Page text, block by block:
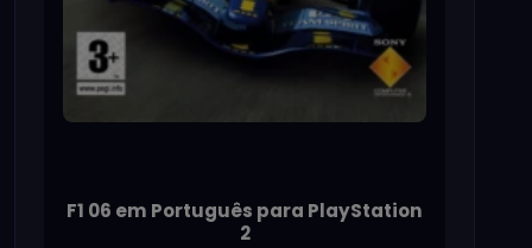
F1 06 em Português para PlayStation
2